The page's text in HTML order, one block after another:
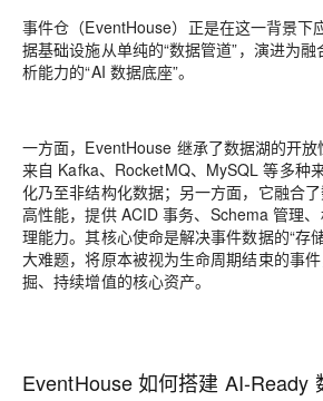
事件仓（EventHouse）正是在这一背景下
据基础设施从单纯的“数据管道”，演进为
析能力的“AI 数据底座”。
一方面，EventHouse 继承了数据湖的开
来自 Kafka、RocketMQ、MySQL 等多种
化乃至非结构化数据；另一方面，它融合
高性能，提供 ACID 事务、Schema 管理
理能力。其核心使命是解决事件数据的“存
大难题，将原本被视为生命周期结束的事
掘、持续增值的核心资产。
EventHouse 如何搭建 AI-Ready